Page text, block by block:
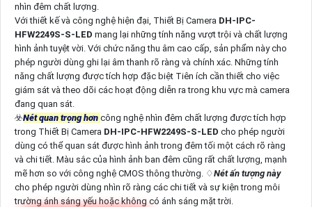
nhìn đêm chất lượng.
Với thiết kế và công nghệ hiện đại, Thiết Bị Camera DH-IPC-
HFW2249S-S-LED mang lại những tính năng vượt trội và chất lượng
hình ảnh tuyệt vời. Với chức năng thu âm cao cấp, sản phẩm này cho
phép người dùng ghi lại âm thanh rõ ràng và chính xác. Những tính
năng chất lượng được tích hợp đặc biệt Tiên ích cần thiết cho việc
giám sát và theo dõi các hoạt động diễn ra trong khu vực mà camera
đang quan sát.
☣️Nét quan trọng hơn công nghệ nhìn đêm chất lượng được tích hợp
trong Thiết Bị Camera DH-IPC-HFW2249S-S-LED cho phép người
dùng có thể quan sát được hình ảnh trong đêm tối một cách rõ ràng
và chi tiết. Màu sắc của hình ảnh ban đêm cũng rất chất lượng, mạnh
mẽ hơn so với công nghệ CMOS thông thường. ♢Nét ấn tượng này
cho phép người dùng nhìn rõ ràng các chi tiết và sự kiện trong môi
trường ánh sáng yếu hoặc không có ánh sáng mặt trời.